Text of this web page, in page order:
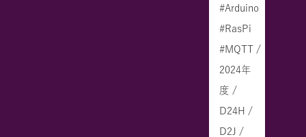
#Arduino
#RasPi
#MQTT /
2024年
度 /
D24H /
D2J /